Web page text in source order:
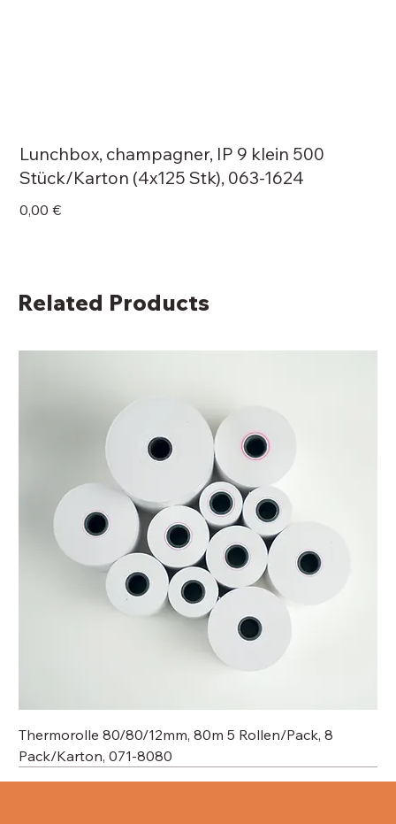
Lunchbox, champagner, IP 9 klein 500
Stück/Karton (4x125 Stk), 063-1624
Price
0,00 €
Related Products
Thermorolle 80/80/12mm, 80m 5 Rollen/Pack, 8
Pack/Karton, 071-8080